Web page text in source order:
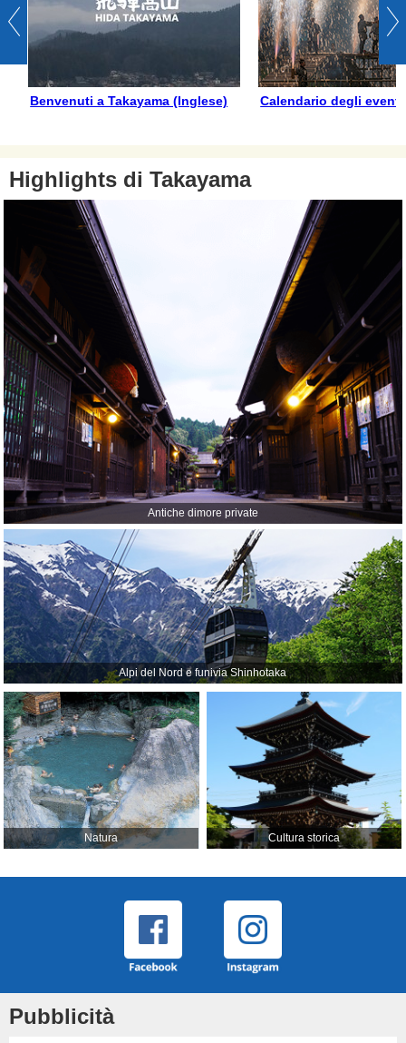
Benvenuti a Takayama (Inglese) Calendario degli
Highlights di Takayama
Antiche dimore private
Alpi del Nord e funivia Shinhotaka
Natura Cultura storica
Pubblicità